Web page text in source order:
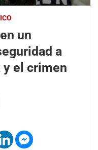
un
a
y el crimen